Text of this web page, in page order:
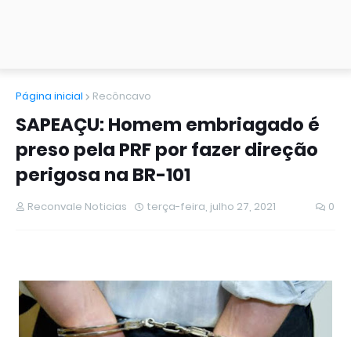
Página inicial Recôncavo
SAPEAÇU: Homem embriagado é
preso pela PRF por fazer direção
perigosa na BR-101
Reconvale Noticias terça-feira, julho 27, 2021 0